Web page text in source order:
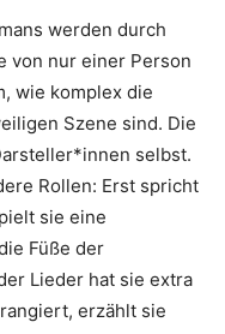
werden durch
von nur einer Person
wie komplex die
Szene sind. Die
selbst.
Rollen: Erst spricht
sie eine
Füße der
Lieder hat sie extra
erzählt sie